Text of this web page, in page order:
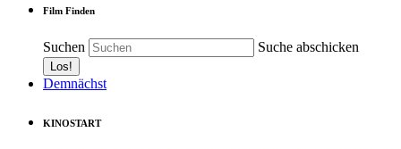
Film Finden
Suchen Suche abschicken
Demnächst
KINOSTART